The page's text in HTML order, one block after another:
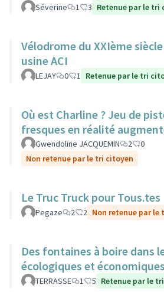
Séverine 1 3 Retenue par le tri
Vélodrome du XXIème
usine ACI
LEJAY 0 1 Retenue par le tri
Où est Charline ? Jeu de
fresques en réalité
Gwendoline JACQUEMIN 2
0
Non retenue par le tri citoyen
Le Truc Truck pour Tous.tes
Pegaze 2 2 Non retenue par le
Des fontaines à boire dans
écologiques et économiques
TERRASSE 1 5 Retenue par le